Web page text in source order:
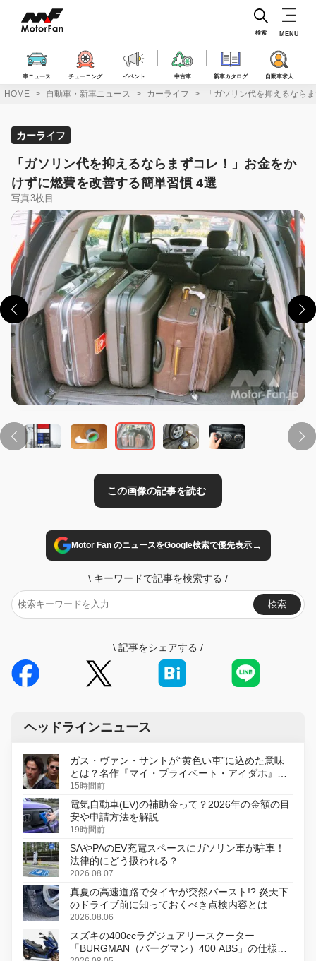
ス
車ニュース チューニング イベント 中古車 新車カタログ 自動車求人
検索 MENU
HOME 自動車・新車ニュース カーライフ 「ガソリン代を抑えるなら
カーライフ
「ガソリン代を抑えるならまずコレ！」お金をか
けずに燃費を改善する簡単習慣 4選
写真3枚目
Motor Fan のニュースをGoogle検索で優先表示→
\ キーワードで記事を検索する /
検索
\ 記事をシェアする /
ヘッドラインニュース
ガス・ヴァン・サントが“黄色い車”に込めた意味
とは？名作『マイ・プライベート・アイダホ』が
初のデジタルリマスター版で復活
15時間前
電気自動車(EV)の補助金って？2026年の金額の目
安や申請方法を解説
19時間前
SAやPAのEV充電スペースにガソリン車が駐車！
法律的にどう扱われる？
2026.08.07
真夏の高速道路でタイヤが突然バースト!? 炎天下
のドライブ前に知っておくべき点検内容とは
2026.08.06
スズキの400ccラグジュアリースクーター
「BURGMAN（バーグマン）400 ABS」の仕様を